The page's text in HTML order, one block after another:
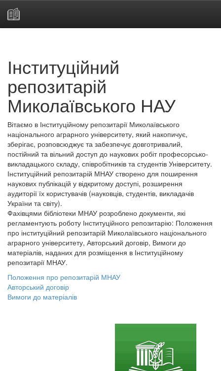
Інституційний
репозитарій
Миколаївського НАУ
Вітаємо в Інституційному репозитарії Миколаївського
національного аграрного університету, який накопичує,
зберігає, розповсюджує та забезпечує довготривалий,
постійний та вільний доступ до наукових робіт професорсько-
викладацького складу, співробітників та студентів Університету.
Інституційний репозитарій МНАУ створено для поширення
наукових публікацій у відкритому доступі, розширення
аудиторії їх користувачів (науковців, студентів, викладачів
України та світу).
Фахівцями бібліотеки МНАУ розроблено документи, які
регламентують роботу Інституційного репозитарію: Положення
про інституційний репозитарій Миколаївського національного
аграрного університету, Авторський договір, Вимоги до
матеріалів, наданих для розміщення в Інституційному
репозитарії МНАУ.
Положення про репозитарій МНАУ
Авторський договір
Вимоги до матеріалів